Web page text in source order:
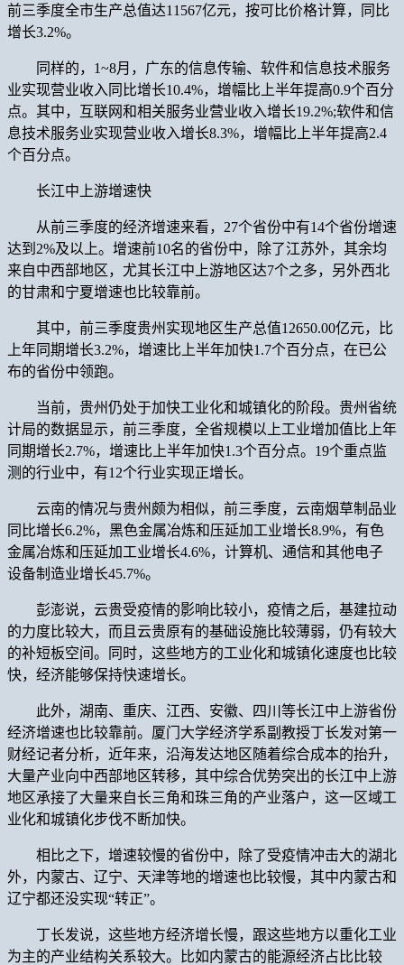
前三季度全市生产总值达11567亿元，按可比价格计算，同比
增长3.2%。
同样的，1~8月，广东的信息传输、软件和信息技术服务
业实现营业收入同比增长10.4%，增幅比上半年提高0.9个百分
点。其中，互联网和相关服务业营业收入增长19.2%;软件和信
息技术服务业实现营业收入增长8.3%，增幅比上半年提高2.4
个百分点。
长江中上游增速快
从前三季度的经济增速来看，27个省份中有14个省份增速
达到2%及以上。增速前10名的省份中，除了江苏外，其余均
来自中西部地区，尤其长江中上游地区达7个之多，另外西北
的甘肃和宁夏增速也比较靠前。
其中，前三季度贵州实现地区生产总值12650.00亿元，比
上年同期增长3.2%，增速比上半年加快1.7个百分点，在已公
布的省份中领跑。
当前，贵州仍处于加快工业化和城镇化的阶段。贵州省统
计局的数据显示，前三季度，全省规模以上工业增加值比上年
同期增长2.7%，增速比上半年加快1.3个百分点。19个重点监
测的行业中，有12个行业实现正增长。
云南的情况与贵州颇为相似，前三季度，云南烟草制品业
同比增长6.2%，黑色金属冶炼和压延加工业增长8.9%，有色
金属冶炼和压延加工业增长4.6%，计算机、通信和其他电子
设备制造业增长45.7%。
彭澎说，云贵受疫情的影响比较小，疫情之后，基建拉动
的力度比较大，而且云贵原有的基础设施比较薄弱，仍有较大
的补短板空间。同时，这些地方的工业化和城镇化速度也比较
快，经济能够保持快速增长。
此外，湖南、重庆、江西、安徽、四川等长江中上游省份
经济增速也比较靠前。厦门大学经济学系副教授丁长发对第一
财经记者分析，近年来，沿海发达地区随着综合成本的抬升，
大量产业向中西部地区转移，其中综合优势突出的长江中上游
地区承接了大量来自长三角和珠三角的产业落户，这一区域工
业化和城镇化步伐不断加快。
相比之下，增速较慢的省份中，除了受疫情冲击大的湖北
外，内蒙古、辽宁、天津等地的增速也比较慢，其中内蒙古和
辽宁都还没实现“转正”。
丁长发说，这些地方经济增长慢，跟这些地方以重化工业
为主的产业结构关系较大。比如内蒙古的能源经济占比比较